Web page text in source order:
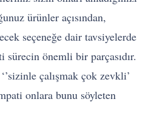
ürünler açısından,
seçeneğe dair tavsiyelerde
önemli bir parçasıdır.
çalışmak çok zevkli’
onlara bunu söyleten